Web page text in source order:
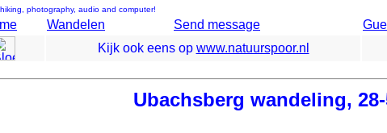
photography, audio and computer!
Wandelen Send message
Kijk ook eens op www.natuurspoor.nl
Ubachsberg wandeling, 28-